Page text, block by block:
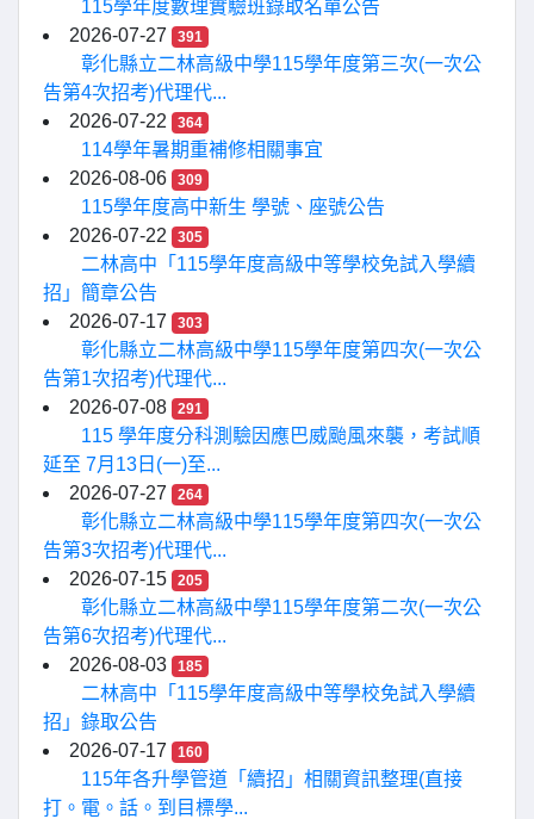
115學年度數理實驗班錄取名單公告
2026-07-27
391
彰化縣立二林高級中學115學年度第三次(一次公
告第4次招考)代理代...
2026-07-22
364
114學年暑期重補修相關事宜
2026-08-06
309
115學年度高中新生 學號、座號公告
2026-07-22
305
二林高中「115學年度高級中等學校免試入學續
招」簡章公告
2026-07-17
303
彰化縣立二林高級中學115學年度第四次(一次公
告第1次招考)代理代...
2026-07-08
291
115 學年度分科測驗因應巴威颱風來襲，考試順
延至 7月13日(一)至...
2026-07-27
264
彰化縣立二林高級中學115學年度第四次(一次公
告第3次招考)代理代...
2026-07-15
205
彰化縣立二林高級中學115學年度第二次(一次公
告第6次招考)代理代...
2026-08-03
185
二林高中「115學年度高級中等學校免試入學續
招」錄取公告
2026-07-17
160
115年各升學管道「續招」相關資訊整理(直接
打。電。話。到目標學...